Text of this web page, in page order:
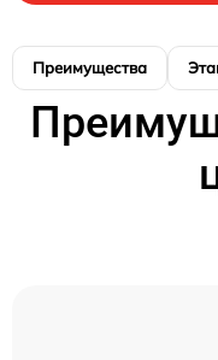
Преимущества